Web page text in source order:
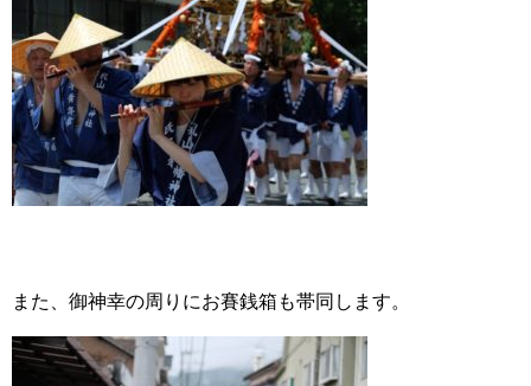
また、御神幸の周りにお賽銭箱も帯同します。